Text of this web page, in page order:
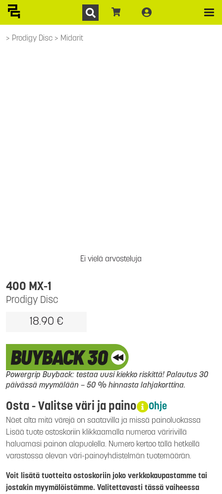
Prodigy Disc Midarit
Ei vielä arvosteluja
Prodigy Disc
400 MX-1
18.90 €
Powergrip Buyback: testaa uusi kiekko riskittä! Palautus 30
päivässä myymälään – 50 % hinnasta lahjakorttina.
Osta - Valitse väri ja paino Ohje
Näet alta mitä värejä on saatavilla ja missä painoluokassa
Lisää tuote ostoskoriin klikkaamalla numeroa väririvillä
haluamasi painon alapuolella. Numero kertoo tällä hetkellä
varastossa olevan väri-painoyhdistelmän tuotemäärän.
Voit lisätä tuotteita ostoskoriin joko verkkokaupastamme tai
jostakin myymälöistämme. Valitettavasti tässä vaiheessa